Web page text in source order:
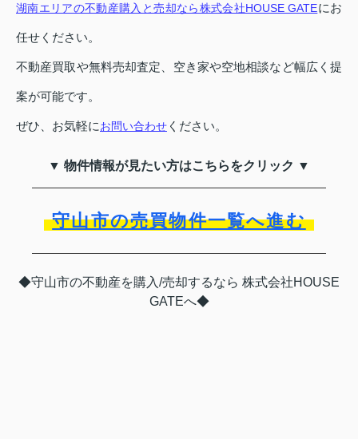
湖南エリアの不動産購入と売却なら株式会社HOUSE GATEにお
任せください。
不動産買取や無料売却査定、空き家や空地相談など幅広く提
案が可能です。
ぜひ、お気軽にお問い合わせ ください。
▼ 物件情報が見たい方はこちらをクリック ▼
守山市の売買物件一覧へ進む
◆守山市の不動産を購入/売却するなら 株式会社HOUSE
GATEへ◆